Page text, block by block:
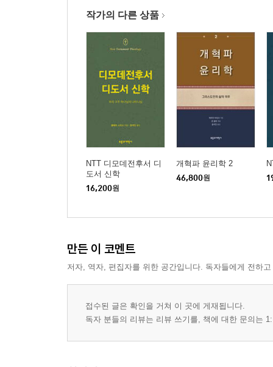
작가의 다른 상품
NTT 디모데전후서 디
도서 신학
16,200원
개혁파 윤리학 2
46,800원
만든 이 코멘트
저자, 역자, 편집자를 위한 공간입니다. 독자들에게 전하
접수된 글은 확인을 거쳐 이 곳에 게재됩니다.
독자 분들의 리뷰는 리뷰 쓰기를, 책에 대한 문의는